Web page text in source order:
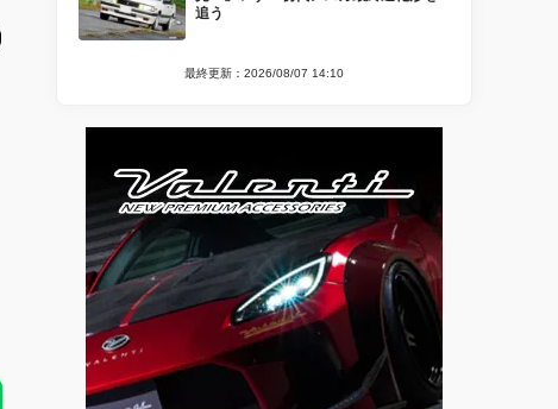
追う
最終更新：2026/08/07 14:10